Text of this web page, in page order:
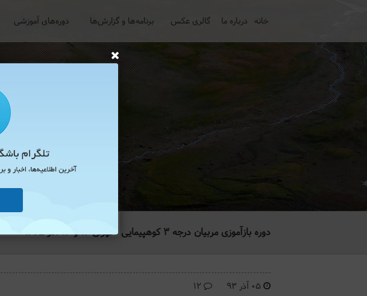
خانه درباره ما گالری عکس برنامه‌ها و گزارش‌ها دوره‌های آموزشی
دوره بازآموزی مربیان درجه ۳ کوهپیمایی / تهران ۱۲ و ۱۳ آذر ماه۹۳
05 آذر 93